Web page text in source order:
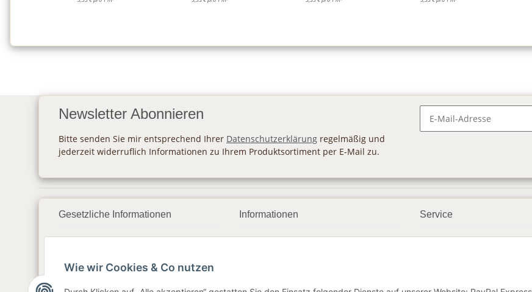
Newsletter Abonnieren
Bitte senden Sie mir entsprechend Ihrer Datenschutzerklärung regelmäßig und
jederzeit widerruflich Informationen zu Ihrem Produktsortiment per E-Mail zu.
Gesetzliche Informationen
AGB
Informationen Service
Wie wir Cookies & Co nutzen